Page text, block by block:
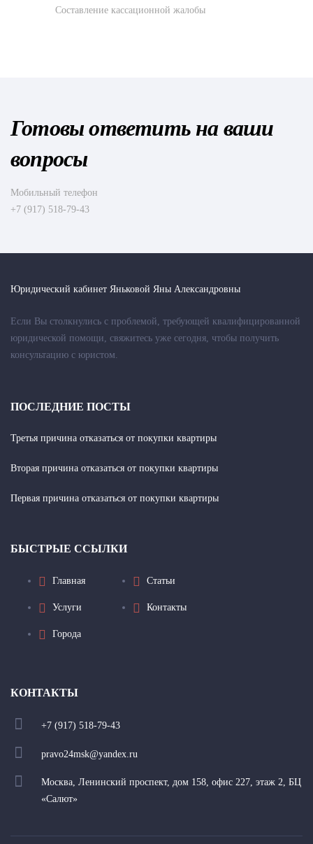
Составление кассационной жалобы
Готовы ответить на ваши
вопросы
Мобильный телефон
+7 (917) 518-79-43
Юридический кабинет Яньковой Яны Александровны
Если Вы столкнулись с проблемой, требующей квалифицированной
юридической помощи, свяжитесь уже сегодня, чтобы получить
консультацию с юристом.
ПОСЛЕДНИЕ ПОСТЫ
Третья причина отказаться от покупки квартиры
Вторая причина отказаться от покупки квартиры
Первая причина отказаться от покупки квартиры
БЫСТРЫЕ ССЫЛКИ
Главная
Услуги
Города
Статьи
Контакты
КОНТАКТЫ
+7 (917) 518-79-43
pravo24msk@yandex.ru
Москва, Ленинский проспект, дом 158, офис 227, этаж 2, БЦ
«Салют»